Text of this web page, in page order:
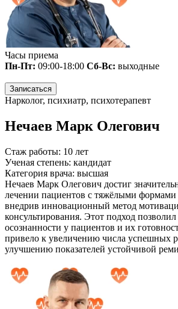
Часы приема
Пн-Пт: 09:00-18:00 Сб-Вс: выходные
Записаться
Нарколог, психиатр, психотерапевт
Нечаев Марк Олегович
Стаж работы: 10 лет
Ученая степень: кандидат
Категория врача: высшая
Нечаев Марк Олегович достиг
лечении пациентов с тяжёлыми формами
внедрив инновационный метод
консультирования. Этот подход
осознанности у пациентов и их
привело к увеличению числа успешных
улучшению показателей устойчивой